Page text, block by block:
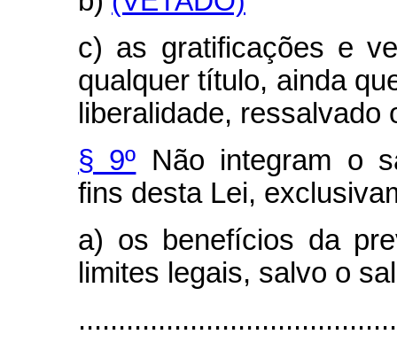
c) as gratificações e
qualquer título, ainda
liberalidade, ressalvado
§ 9º Não integram o
fins desta Lei,
a) os benefícios da
limites legais, salvo o